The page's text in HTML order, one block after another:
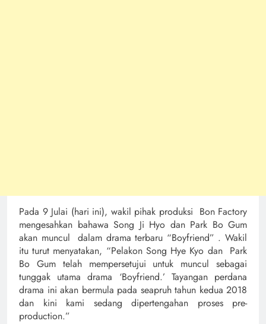
Pada 9 Julai (hari ini), wakil pihak produksi Bon Factory
mengesahkan bahawa Song Ji Hyo dan Park Bo Gum
akan muncul dalam drama terbaru “Boyfriend” . Wakil
itu turut menyatakan, “Pelakon Song Hye Kyo dan Park
Bo Gum telah mempersetujui untuk muncul sebagai
tunggak utama drama ‘Boyfriend.’ Tayangan perdana
drama ini akan bermula pada seapruh tahun kedua 2018
dan kini kami sedang dipertengahan proses pre-
production.”